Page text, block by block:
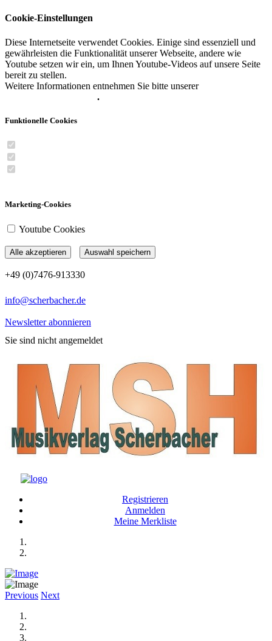
Cookie-Einstellungen
Diese Internetseite verwendet Cookies. Einige sind essenziell und
gewährleisten die Funktionalität unserer Webseite, andere wie
Youtube setzen wir ein, um Ihnen Youtube-Videos auf unsere Seite
bereit zu stellen.
Weitere Informationen entnehmen Sie bitte unserer
.
Funktionelle Cookies
Marketing-Cookies
Youtube Cookies
Alle akzeptieren Auswahl speichern
+49 (0)7476-913330
info@scherbacher.de
Newsletter abonnieren
Sie sind nicht angemeldet
Registrieren
Anmelden
Meine Merkliste
Previous Next